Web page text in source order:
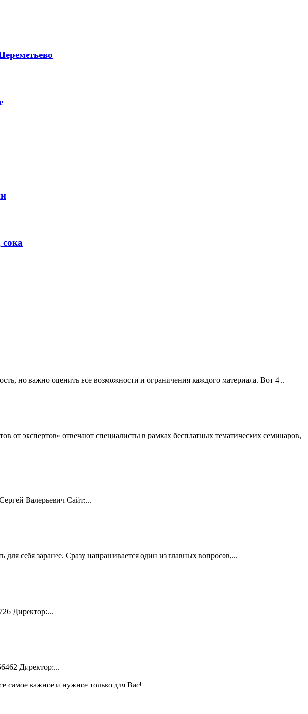
но важно оценить все возможности и ограничения каждого материала. Вот 4...
экспертов» отвечают специалисты в рамках бесплатных тематических семинаров,
Валерьевич Сайт:...
себя заранее. Сразу напрашивается один из главных вопросов,...
Директор:...
Директор:...
самое важное и нужное только для Вас!